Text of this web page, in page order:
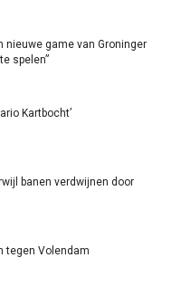
nieuwe game van Groninger
spelen”
Kartbocht’
banen verdwijnen door
tegen Volendam